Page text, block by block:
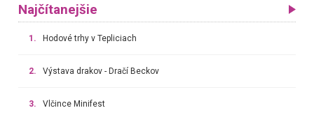
Najčítanejšie
1. Hodové trhy v Tepliciach
2. Výstava drakov - Dračí Beckov
3. Vlčince Minifest